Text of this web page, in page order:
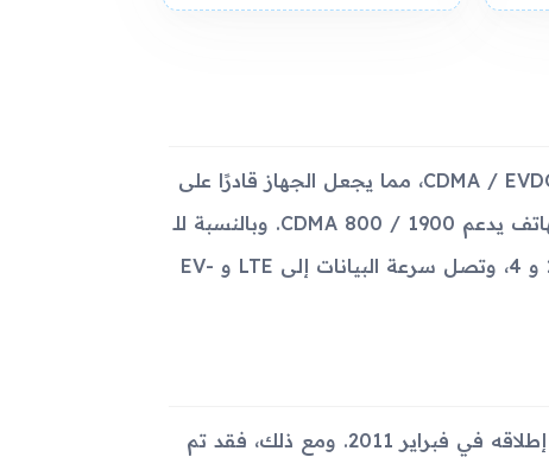
تم تجهيز Samsung R910 Galaxy Indulge بتكنولوجيا CDMA / EVDO / LTE، مما يجعل الجهاز قادرًا على
العمل على شبكات 2G و 3G و 4G. بالنسبة لترددات 2G، فهذا الهاتف يدعم CDMA 800 / 1900. وبالنسبة للـ
3G يدعم CDMA2000 1xEV-DO. أما الـ 4G فهو يدعم الترددات 2 و 4، وتصل سرعة البيانات إلى LTE و EV-
أعلن عن Samsung R910 Galaxy Indulge في يناير 2011، وتم إطلاقه في فبراير 2011. ومع ذلك، فقد تم